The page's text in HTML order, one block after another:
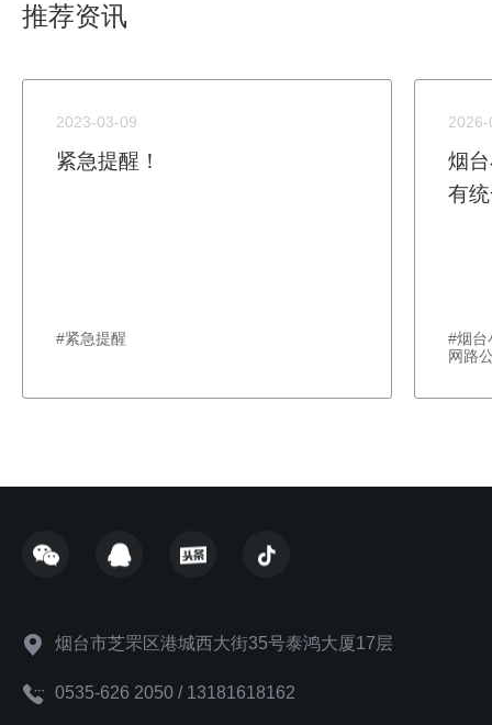
推荐资讯
2023-03-09
紧急提醒！
#紧急提醒
烟
有
#烟
网路
烟台市芝罘区港城西大街35号泰鸿大厦17层
0535-626 2050 / 13181618162